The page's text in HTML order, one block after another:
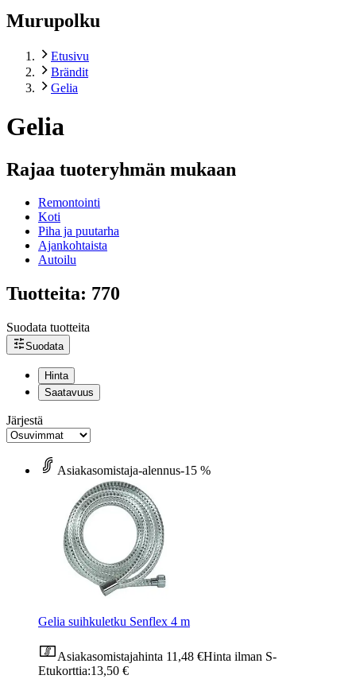
Murupolku
Etusivu
Brändit
Gelia
Gelia
Rajaa tuoteryhmän mukaan
Remontointi
Koti
Piha ja puutarha
Ajankohtaista
Autoilu
Tuotteita: 770
Suodata tuotteita
Suodata
Hinta
Saatavuus
Järjestä
Asiakasomistaja-alennus-15 %
Gelia suihkuletku Senflex 4 m
Asiakasomistajahinta 11,48 €Hinta ilman S-
Etukorttia:13,50 €